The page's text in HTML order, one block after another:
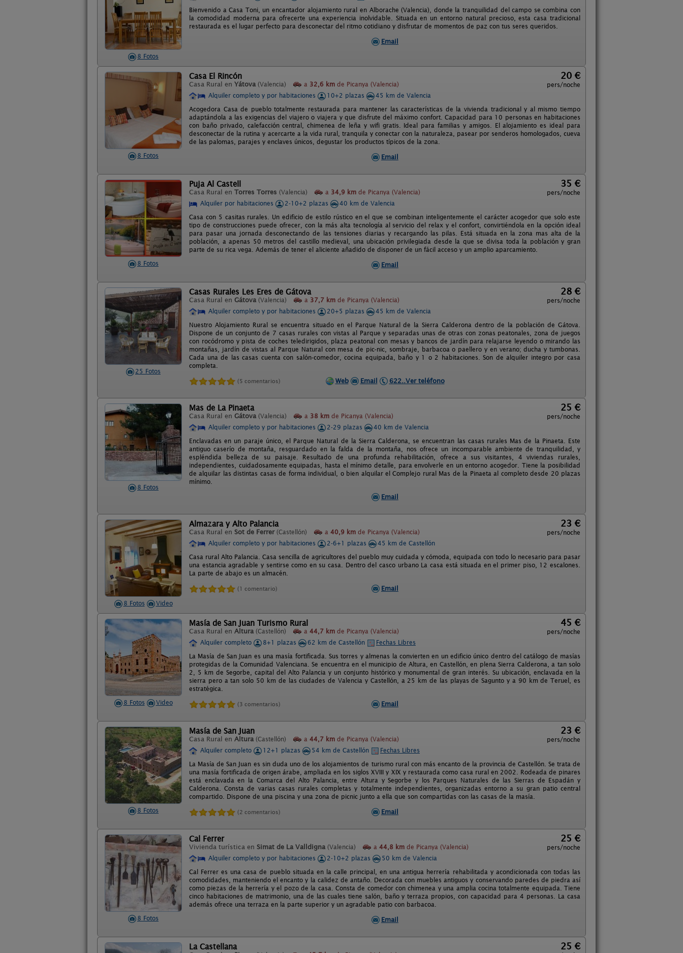
8 Fotos
Bienvenido a Casa Toni, un encantador alojamiento rural en Alborache (Valencia), donde la tranquilidad del campo se combina con
la comodidad moderna para ofrecerte una experiencia inolvidable. Situada en un entorno natural precioso, esta casa tradicional
restaurada es el lugar perfecto para desconectar del ritmo cotidiano y disfrutar de momentos de paz con tus seres queridos.
Email
8 Fotos
Casa El Rincón
Casa Rural en Yátova (Valencia) a 32,6 km de Picanya (Valencia)
20 €
pers/noche
Alquiler completo y por habitaciones
10+2 plazas
45 km de Valencia
Acogedora Casa de pueblo totalmente restaurada para mantener las características de la vivienda tradicional y al mismo tiempo
adaptándola a las exigencias del viajero o viajera y que disfrute del máximo confort. Capacidad para 10 personas en habitaciones
con baño privado, calefacción central, chimenea de leña y wifi gratis. Ideal para familias y amigos. El alojamiento es ideal para
desconectar de la rutina y acercarte a la vida rural, tranquila y conectar con la naturaleza, pasear por senderos homologados, cueva
de las palomas, parajes y enclaves únicos, degustar los productos típicos de la zona.
Email
8 Fotos
Puja Al Castell
Casa Rural en Torres Torres (Valencia) a 34,9 km de Picanya (Valencia)
35 €
pers/noche
Alquiler por habitaciones
2-10+2 plazas
40 km de Valencia
Casa con 5 casitas rurales. Un edificio de estilo rústico en el que se combinan inteligentemente el carácter acogedor que solo este
tipo de construcciones puede ofrecer, con la más alta tecnología al servicio del relax y el confort, convirtiéndola en la opción ideal
para pasar una jornada desconectando de las tensiones diarias y recargando las pilas. Está situada en la zona mas alta de la
población, a apenas 50 metros del castillo medieval, una ubicación privilegiada desde la que se divisa toda la población y gran
parte de su rica vega. Además de tener el aliciente añadido de disponer de un fácil acceso y un amplio aparcamiento.
Email
25 Fotos
Casas Rurales Les Eres de Gátova
Casa Rural en Gátova (Valencia) a 37,7 km de Picanya (Valencia)
28 €
pers/noche
Alquiler completo y por habitaciones
20+5 plazas
45 km de Valencia
Nuestro Alojamiento Rural se encuentra situado en el Parque Natural de la Sierra Calderona dentro de la población de Gátova.
Dispone de un conjunto de 7 casas rurales con vistas al Parque y separadas unas de otras con zonas peatonales, zona de juegos
con rocódromo y pista de coches teledirigidos, plaza peatonal con mesas y bancos de jardín para relajarse leyendo o mirando las
montañas, jardín de vistas al Parque Natural con mesa de pic-nic, sombraje, barbacoa o paellero y en verano; ducha y tumbonas.
Cada una de las casas cuenta con salón-comedor, cocina equipada, baño y 1 o 2 habitaciones. Son de alquiler integro por casa
completa.
(5 comentarios) Web Email 622..Ver teléfono
8 Fotos
Mas de La Pinaeta
Casa Rural en Gátova (Valencia) a 38 km de Picanya (Valencia)
25 €
pers/noche
Alquiler completo y por habitaciones
2-29 plazas
40 km de Valencia
Enclavadas en un paraje único, el Parque Natural de la Sierra Calderona, se encuentran las casas rurales Mas de la Pinaeta. Este
antiguo caserío de montaña, resguardado en la falda de la montaña, nos ofrece un incomparable ambiente de tranquilidad, y
espléndida belleza de su paisaje. Resultado de una profunda rehabilitación, ofrece a sus visitantes, 4 viviendas rurales,
independientes, cuidadosamente equipadas, hasta el mínimo detalle, para envolverle en un entorno acogedor. Tiene la posibilidad
de alquilar las distintas casas de forma individual, o bien alquilar el Complejo rural Mas de la Pinaeta al completo desde 20 plazas
mínimo.
Email
8 Fotos Video
Almazara y Alto Palancia
Casa Rural en Sot de Ferrer (Castellón) a 40,9 km de Picanya (Valencia)
23 €
pers/noche
Alquiler completo y por habitaciones
2-6+1 plazas
45 km de Castellón
Casa rural Alto Palancia. Casa sencilla de agricultores del pueblo muy cuidada y cómoda, equipada con todo lo necesario para pasar
una estancia agradable y sentirse como en su casa. Dentro del casco urbano La casa está situada en el primer piso, 12 escalones.
La parte de abajo es un almacén.
(1 comentario) Email
8 Fotos Video
Masía de San Juan Turismo Rural
Casa Rural en Altura (Castellón) a 44,7 km de Picanya (Valencia)
45 €
pers/noche
Alquiler completo
8+1 plazas 62 km de Castellón
Fechas Libres
La Masía de San Juan es una masía fortificada. Sus torres y almenas la convierten en un edificio único dentro del catálogo de masías
protegidas de la Comunidad Valenciana. Se encuentra en el municipio de Altura, en Castellón, en plena Sierra Calderona, a tan solo
2, 5 km de Segorbe, capital del Alto Palancia y un conjunto histórico y monumental de gran interés. Su ubicación, enclavada en la
sierra pero a tan solo 50 km de las ciudades de Valencia y Castellón, a 25 km de las playas de Sagunto y a 90 km de Teruel, es
estratégica.
(3 comentarios) Email
8 Fotos
Masía de San Juan
Casa Rural en Altura (Castellón) a 44,7 km de Picanya (Valencia)
23 €
pers/noche
Alquiler completo
12+1 plazas 54 km de Castellón
Fechas Libres
La Masía de San Juan es sin duda uno de los alojamientos de turismo rural con más encanto de la provincia de Castellón. Se trata de
una masía fortificada de origen árabe, ampliada en los siglos XVIII y XIX y restaurada como casa rural en 2002. Rodeada de pinares
está enclavada en la Comarca del Alto Palancia, entre Altura y Segorbe y los Parques Naturales de las Sierras de Espadán y
Calderona. Consta de varias casas rurales completas y totalmente independientes, organizadas entorno a su gran patio central
compartido. Dispone de una piscina y una zona de picnic junto a ella que son compartidas con las casas de la masía.
(2 comentarios) Email
8 Fotos
Cal Ferrer
Vivienda turística en Simat de La Valldigna (Valencia) a 44,8 km de Picanya (Valencia)
25 €
pers/noche
Alquiler completo y por habitaciones
2-10+2 plazas
50 km de Valencia
Cal Ferrer es una casa de pueblo situada en la calle principal, en una antigua herrería rehabilitada y acondicionada con todas las
comodidades, manteniendo el encanto y la calidez de antaño. Decorada con muebles antiguos y conservando paredes de piedra así
como piezas de la herrería y el pozo de la casa. Consta de comedor con chimenea y una amplia cocina totalmente equipada. Tiene
cinco habitaciones de matrimonio, una de las cuales tiene salón, baño y terraza propios, con capacidad para 4 personas. La casa
además ofrece una terraza en la parte superior y un agradable patio con barbacoa.
Email
La Castellana 25 €